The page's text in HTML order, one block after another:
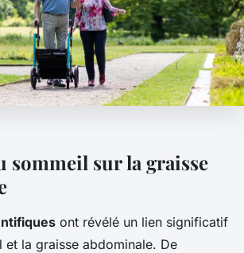
sommeil sur la graisse
ont révélé un lien significatif
et la graisse abdominale. De